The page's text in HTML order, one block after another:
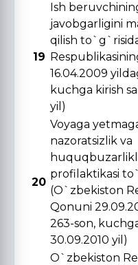
19
Ish
javobgarligini
qilish
16.04.2009
kuchga kirish
yil)
20
Voyaga
nazoratsizlik va
profilaktikasi
(O`zbekiston
Qonuni
263-son,
30.09.2010 yil)
O`zbekiston